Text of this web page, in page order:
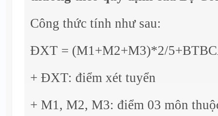
Công thức tính như sau:
ĐXT = (M1+M2+M3)*2/
+ ĐXT: điểm xét tuyển
+ M1, M2, M3: điểm 03 môn